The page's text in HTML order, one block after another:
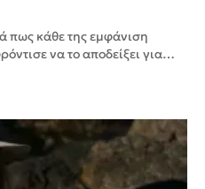
πως κάθε της εμφάνιση
να το αποδείξει για
και...